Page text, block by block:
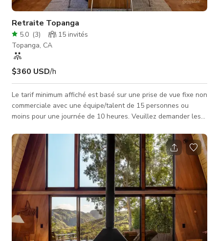
Retraite Topanga
5.0 (3) 15 invités
Topanga, CA
$360 USD/h
Le tarif minimum affiché est basé sur une prise de vue fixe non
commerciale avec une équipe/talent de 15 personnes ou
moins pour une journée de 10 heures. Veuillez demander les
suivants concernant votre projet. Nom du projet : Dates
nécessaires : Objet du tournage : Taille de
l'équipe/talent/invités : Heures nécessaires : Zones
nécessaires : Informations diverses pertinentes pour votre
projet :